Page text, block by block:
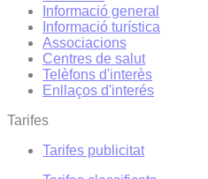
Informació general
Informació turística
Associacions
Centres de salut
Telèfons d'interès
Enllaços d'interés
Tarifes
Tarifes publicitat